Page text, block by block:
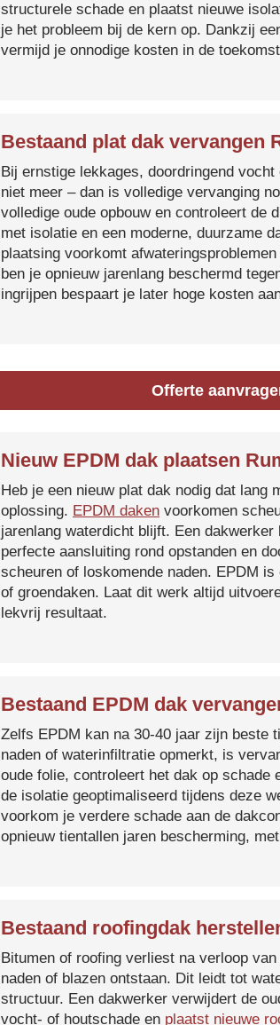
structurele schade en plaatst nieuwe
je het probleem bij de kern op. Dankzij
vermijd je onnodige kosten in de
Bestaand plat dak vervangen
Bij ernstige lekkages, doordringend
niet meer – dan is volledige vervanging
volledige oude opbouw en controleert de
met isolatie en een moderne, duurzame
plaatsing voorkomt
ben je opnieuw jarenlang beschermd
ingrijpen bespaart je later hoge kosten
Offerte
Nieuw EPDM dak plaatsen
Heb je een nieuw plat dak nodig dat lang
oplossing. EPDM daken voorkomen
jarenlang waterdicht blijft. Een
perfecte aansluiting rond opstanden en
scheuren of loskomende naden. EPDM
of groendaken. Laat dit werk altijd
lekvrij resultaat.
Bestaand EPDM dak
Zelfs EPDM kan na 30-40 jaar zijn beste
naden of waterinfiltratie opmerkt, is
oude folie, controleert het dak op schade
de isolatie geoptimaliseerd tijdens deze
voorkom je verdere schade aan de
opnieuw tientallen jaren bescherming,
Bestaand roofingdak
Bitumen of roofing verliest na verloop
naden of blazen ontstaan. Dit leidt tot
structuur. Een dakwerker verwijdert de
vocht- of houtschade en plaatst nieuwe